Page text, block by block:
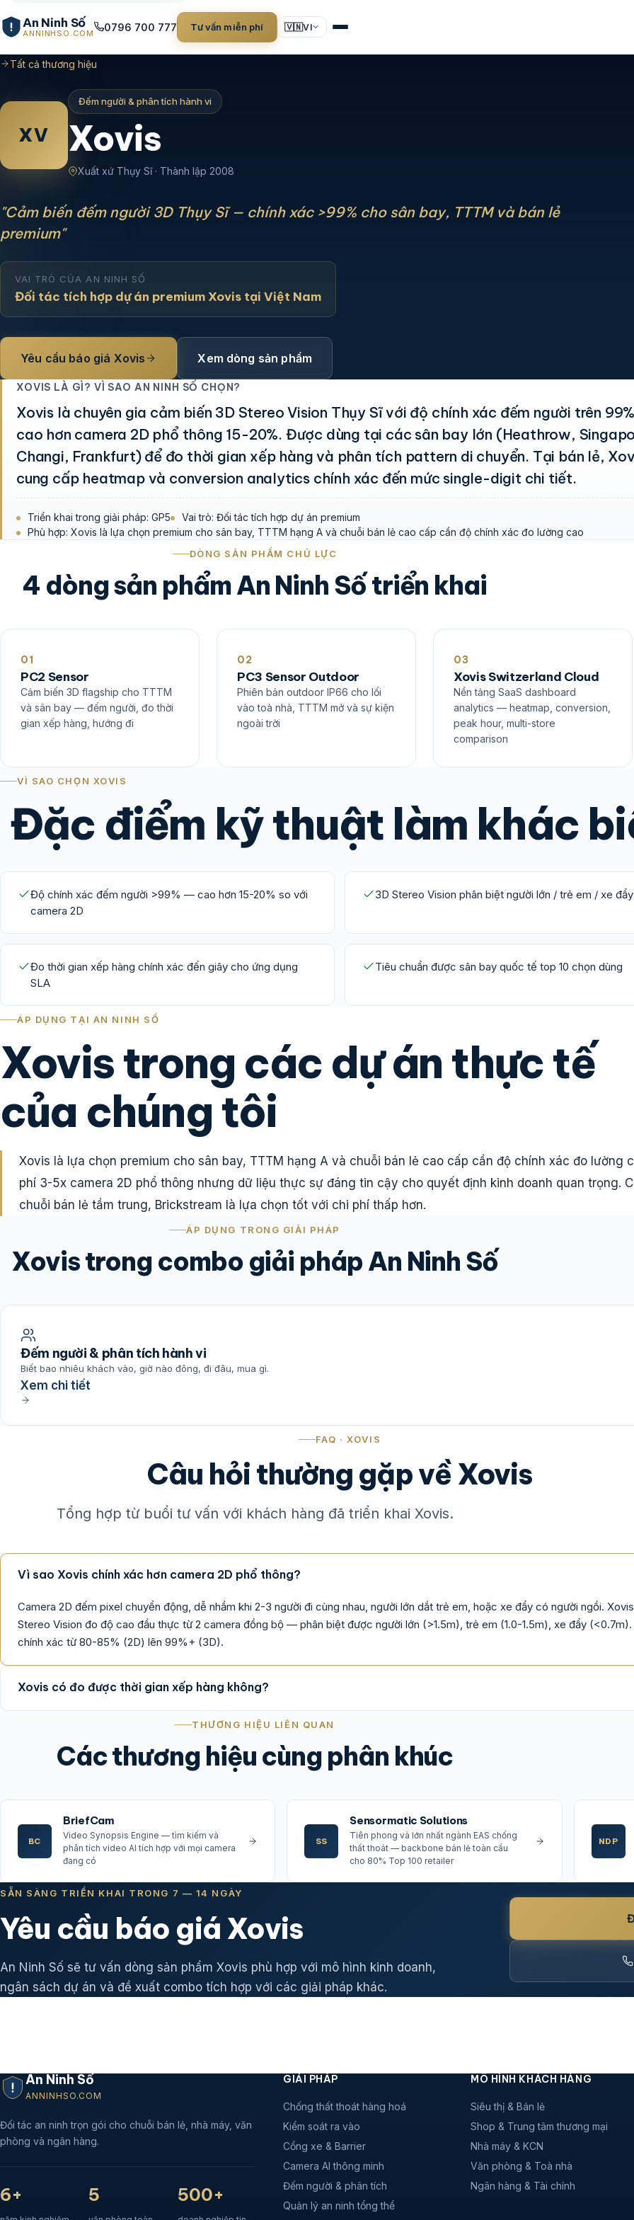
An Ninh Số
ANNINHSO.COM
0796 700 777 Tư vấn miễn phí 🇻🇳VI
Tất cả thương hiệu
XV
Đếm người & phân tích hành vi
Xovis
Xuất xứ Thụy Sĩ · Thành lập 2008
"Cảm biến đếm người 3D Thụy Sĩ — chính xác >99% cho sân bay, TTTM và bán lẻ
premium"
VAI TRÒ CỦA AN NINH SỐ
Đối tác tích hợp dự án premium Xovis tại Việt Nam
Yêu cầu báo giá Xovis Xem dòng sản phẩm
XOVIS LÀ GÌ? VÌ SAO AN NINH SỐ CHỌN?
Xovis là chuyên gia cảm biến 3D Stereo Vision Thụy Sĩ với độ chính xác đếm người trên
cao hơn camera 2D phổ thông 15-20%. Được dùng tại các sân bay lớn (Heathrow,
Changi, Frankfurt) để đo thời gian xếp hàng và phân tích pattern di chuyển. Tại bán lẻ,
cung cấp heatmap và conversion analytics chính xác đến mức single-digit chi tiết.
Triển khai trong giải pháp: GP5
Vai trò: Đối tác tích hợp dự án premium
Phù hợp: Xovis là lựa chọn premium cho sân bay, TTTM hạng A và chuỗi bán lẻ cao cấp cần độ chính xác đo lường cao
DÒNG SẢN PHẨM CHỦ LỰC
4 dòng sản phẩm An Ninh Số triển khai
01
PC2 Sensor
Cảm biến 3D flagship cho TTTM
và sân bay — đếm người, đo thời
gian xếp hàng, hướng đi
02
PC3 Sensor Outdoor
Phiên bản outdoor IP66 cho lối
vào toà nhà, TTTM mở và sự kiện
ngoài trời
03
Xovis Switzerland Cloud
Nền tảng SaaS dashboard
analytics — heatmap, conversion,
peak hour, multi-store
comparison
VÌ SAO CHỌN XOVIS
Đặc điểm kỹ thuật làm khác
Độ chính xác đếm người >99% — cao hơn 15-20% so với
camera 2D
3D Stereo Vision phân biệt người lớn / trẻ em / xe đẩy
Đo thời gian xếp hàng chính xác đến giây cho ứng dụng
SLA
Tiêu chuẩn được sân bay quốc tế top 10 chọn dùng
ÁP DỤNG TẠI AN NINH SỐ
Xovis trong các dự án thực tế
của chúng tôi
Xovis là lựa chọn premium cho sân bay, TTTM hạng A và chuỗi bán lẻ cao cấp cần độ chính xác đo lường
phí 3-5x camera 2D phổ thông nhưng dữ liệu thực sự đáng tin cậy cho quyết định kinh doanh quan trọng.
chuỗi bán lẻ tầm trung, Brickstream là lựa chọn tốt với chi phí thấp hơn.
ÁP DỤNG TRONG GIẢI PHÁP
Xovis trong combo giải pháp An Ninh Số
Đếm người & phân tích hành vi
Biết bao nhiêu khách vào, giờ nào đông, đi đâu, mua gì.
Xem chi tiết
FAQ · XOVIS
Câu hỏi thường gặp về Xovis
Tổng hợp từ buổi tư vấn với khách hàng đã triển khai Xovis.
Vì sao Xovis chính xác hơn camera 2D phổ thông?
Camera 2D đếm pixel chuyển động, dễ nhầm khi 2-3 người đi cùng nhau, người lớn dắt trẻ em, hoặc xe đẩy có người ngồi.
Stereo Vision đo độ cao đầu thực từ 2 camera đồng bộ — phân biệt được người lớn (>1.5m), trẻ em (1.0-1.5m), xe đẩy
chính xác từ 80-85% (2D) lên 99%+ (3D).
Xovis có đo được thời gian xếp hàng không?
THƯƠNG HIỆU LIÊN QUAN
Các thương hiệu cùng phân khúc
BC
BriefCam
Video Synopsis Engine — tìm kiếm và
phân tích video AI tích hợp với mọi camera
đang có
SS
Sensormatic Solutions
Tiên phong và lớn nhất ngành EAS chống
thất thoát — backbone bán lẻ toàn cầu
cho 80% Top 100 retailer
NDP
SẴN SÀNG TRIỂN KHAI TRONG 7 — 14 NGÀY
Yêu cầu báo giá Xovis
An Ninh Số sẽ tư vấn dòng sản phẩm Xovis phù hợp với mô hình kinh doanh,
ngân sách dự án và đề xuất combo tích hợp với các giải pháp khác.
An Ninh Số
ANNINHSO.COM
Đối tác an ninh trọn gói cho chuỗi bán lẻ, nhà máy, văn
phòng và ngân hàng.
6+ 5 500+
GIẢI PHÁP
Chống thất thoát hàng hoá
Kiểm soát ra vào
Cổng xe & Barrier
Camera AI thông minh
Đếm người & phân tích
Quản lý an ninh tổng thể
MÔ HÌNH KHÁCH HÀNG
Siêu thị & Bán lẻ
Shop & Trung tâm thương mại
Nhà máy & KCN
Văn phòng & Toà nhà
Ngân hàng & Tài chính